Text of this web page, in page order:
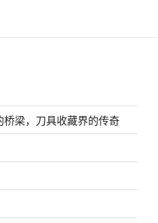
桥梁，刀具收藏界的传奇